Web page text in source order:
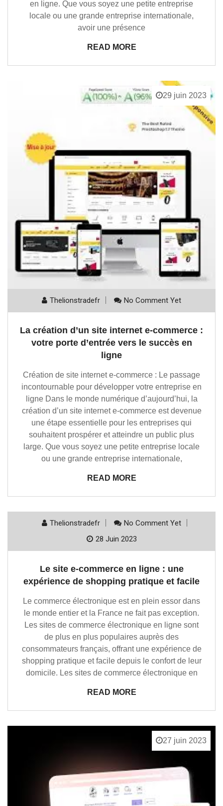
en ligne. Que vous soyez une petite entreprise
locale ou une grande entreprise internationale,
avoir une présence
READ MORE
29 juin 2023
Thelionstradefr No Comment Yet
La création d’un site internet e-commerce :
votre porte d’entrée vers le succès en
ligne
Création de site internet e-commerce : Le passage
incontournable pour développer votre entreprise en
ligne Dans le monde numérique d’aujourd’hui, la
création d’un site internet e-commerce est devenue
une étape essentielle pour les entreprises qui
souhaitent prospérer et atteindre un public plus
large. Que vous soyez une petite entreprise locale
ou une grande entreprise internationale,
READ MORE
Thelionstradefr
No Comment Yet
28 Juin 2023
Le site e-commerce en ligne : une
expérience de shopping pratique et facile
Le commerce électronique est en plein essor dans
le monde entier et la France ne fait pas exception.
Les sites de commerce électronique en ligne sont
de plus en plus populaires auprès des
consommateurs français, offrant une expérience de
shopping pratique et facile depuis le confort de leur
domicile. Les sites de commerce électronique en
READ MORE
27 juin 2023